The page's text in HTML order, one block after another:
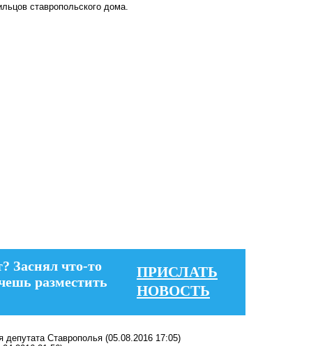
ставропольского дома.
Заснял что-то
разместить
ПРИСЛАТЬ
НОВОСТЬ
депутата Ставрополья (05.08.2016 17:05)